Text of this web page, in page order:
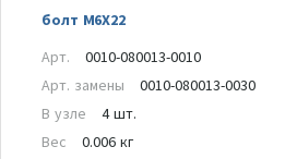
болт M6X22
Арт.
0010-080013-0010
Арт. замены
0010-080013-0030
В узле
4 шт.
Вес
0.006 кг